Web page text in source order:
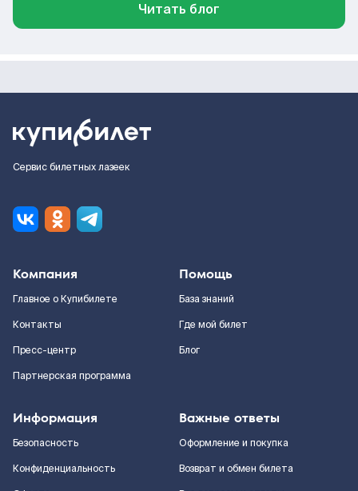
Читать блог
Сервис билетных лазеек
Компания
Главное о Купибилете
Контакты
Пресс-центр
Партнерская программа
Помощь
База знаний
Где мой билет
Блог
Информация
Безопасность
Конфиденциальность
Важные ответы
Оформление и покупка
Возврат и обмен билета